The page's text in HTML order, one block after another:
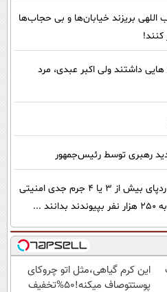
۵۰ هزار حزب اللهی بریزند خیابان‌ها و بی حجاب‌ها
کنند!
داشتند ولی اکبر عبدی، مرد
رهبری توسط رئیس‌جمهور
گفته‌های یک روحانی تندرو و ردپای بیش از ۳ یا ۴ جرم جدی امنیتی
...
این کرم گیاهی،مثل اتو چروکای
پوستتوصاف میکنه!50%تخفیف